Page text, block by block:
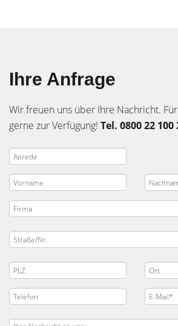
Ihre Anfrage
Wir freuen uns über Ihre Nachricht.
gerne zur Verfügung! Tel. 0800 22 100